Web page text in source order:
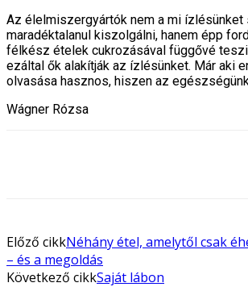
Az élelmiszergyártók nem a mi ízlésünket
maradéktalanul kiszolgálni, hanem épp
félkész ételek cukrozásával függővé
ezáltal ők alakítják az ízlésünket. Már aki
olvasása hasznos, hiszen az
Wágner Rózsa
Előző cikkNéhány étel, amelytől csak
– és a megoldás
Következő cikkSaját lábon